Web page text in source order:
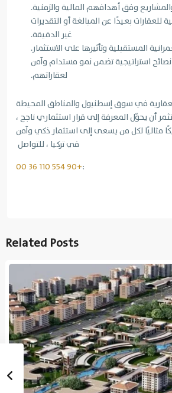
وفق أهدافهم المالية والزمنية.
للعقارات بعيدًا عن المبالغة أو التقديرات
غير الدقيقة.
المستقبلية وتأثيرها على الاستثمار.
استراتيجية تضمن نمو مستدام وآمن
لعقاراتهم.
في سوق إسطنبول والمناطق المحيطة
أن يحوّل المعرفة إلى قرار استثماري ناجح ،
مثاليًا لكل من يسعى إلى استثمار ذكي وآمن
في تركيا ، للتواصل
:
+90 554 110 36 00
Related Posts